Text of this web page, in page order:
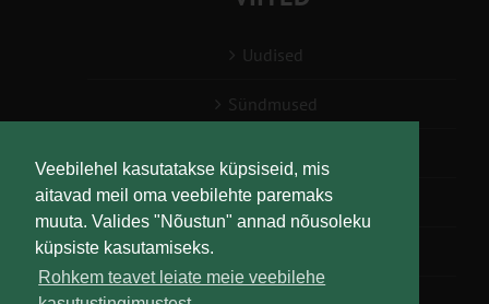
Veebilehel kasutatakse küpsiseid, mis
aitavad meil oma veebilehte paremaks
muuta. Valides "Nõustun" annad nõusoleku
küpsiste kasutamiseks.
Rohkem teavet leiate meie veebilehe
Uudised
Sündmused
Teabesalv
Liitu uudiskirjaga